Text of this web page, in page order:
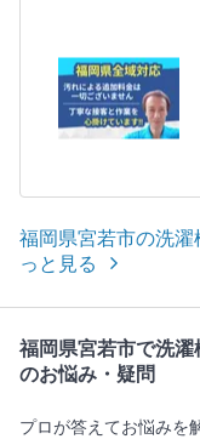
福岡県宮若市の洗
っと見る
福岡県宮若市で洗
のお悩み・疑問
プロが答えてお悩みを